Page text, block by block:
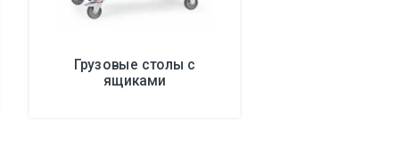
Грузовые столы с
ящиками